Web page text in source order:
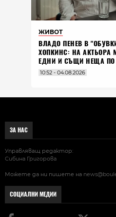
ЖИВОТ
ВЛАДO ПЕНЕВ В
ХОПКИНС: НА АКТЬОРА
ЕДНИ И СЪЩИ НЕЩА ПО
10:52 - 04.08.2026
ЗА НАС
Управляващ редактор:
Сибина Григорова
Можете да ни пишете на
СОЦИАЛНИ МЕДИИ